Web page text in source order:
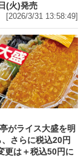
(火)発売
[2026/3/31 13:58:49]
がライス大盛を明
さらに税込20円
更は＋税込50円に